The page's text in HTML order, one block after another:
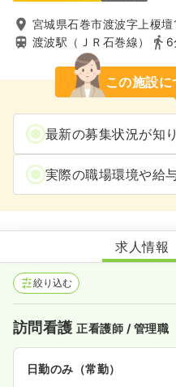
宮城県石巻市渡波字上榎壇
渡波駅（ＪＲ石巻線）
6
この施設
最新の募集状況が知
実際の職場環境や給
あん暖手ナ
求人情報
絞り込む
訪問看護正看護師 / 管理職
日勤のみ（常勤）